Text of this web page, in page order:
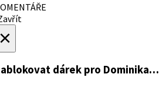
dárek pro Dominika…